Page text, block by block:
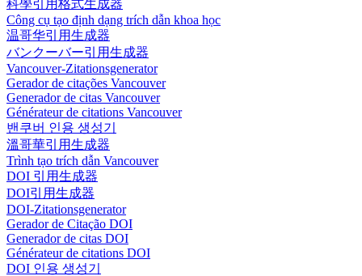
科學引用格式生成器
Công cụ tạo định dạng trích dẫn khoa học
温哥华引用生成器
バンクーバー引用生成器
Vancouver-Zitationsgenerator
Gerador de citações Vancouver
Generador de citas Vancouver
Générateur de citations Vancouver
밴쿠버 인용 생성기
溫哥華引用生成器
Trình tạo trích dẫn Vancouver
DOI 引用生成器
DOI引用生成器
DOI-Zitationsgenerator
Gerador de Citação DOI
Generador de citas DOI
Générateur de citations DOI
DOI 인용 생성기